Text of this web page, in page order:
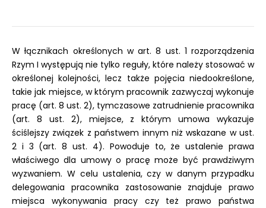
W łącznikach określonych w art. 8 ust. 1 rozporządzenia
Rzym I występują nie tylko reguły, które należy stosować w
określonej kolejności, lecz także pojęcia niedookreślone,
takie jak miejsce, w którym pracownik zazwyczaj wykonuje
pracę (art. 8 ust. 2), tymczasowe zatrudnienie pracownika
(art. 8 ust. 2), miejsce, z którym umowa wykazuje
ściślejszy związek z państwem innym niż wskazane w ust.
2 i 3 (art. 8 ust. 4). Powoduje to, że ustalenie prawa
właściwego dla umowy o pracę może być prawdziwym
wyzwaniem. W celu ustalenia, czy w danym przypadku
delegowania pracownika zastosowanie znajduje prawo
miejsca wykonywania pracy czy też prawo państwa